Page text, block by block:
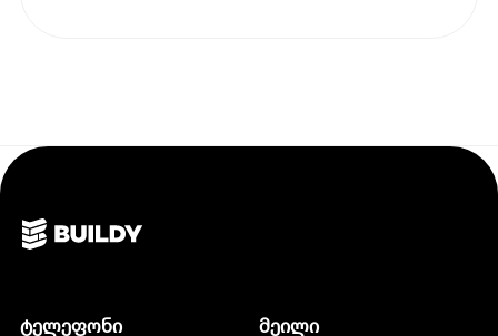
ტელეფონი მეილი